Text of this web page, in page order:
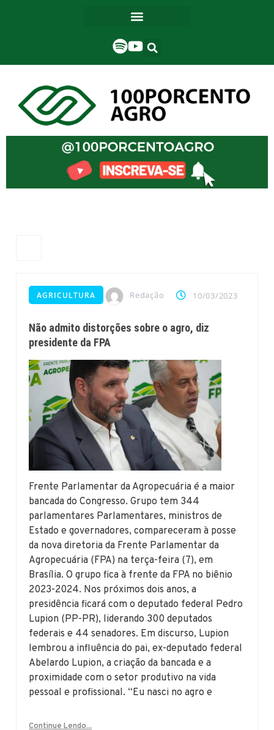
AGRICULTURA Redação 10/03/2023
Não admito distorções sobre o agro, diz
presidente da FPA
Frente Parlamentar da Agropecuária é a maior
bancada do Congresso. Grupo tem 344
parlamentares Parlamentares, ministros de
Estado e governadores, compareceram à posse
da nova diretoria da Frente Parlamentar da
Agropecuária (FPA) na terça-feira (7), em
Brasília. O grupo fica à frente da FPA no biênio
2023-2024. Nos próximos dois anos, a
presidência ficará com o deputado federal Pedro
Lupion (PP-PR), liderando 300 deputados
federais e 44 senadores. Em discurso, Lupion
lembrou a influência do pai, ex-deputado federal
Abelardo Lupion, a criação da bancada e a
proximidade com o setor produtivo na vida
pessoal e profissional. “Eu nasci no agro e
Continue Lendo...